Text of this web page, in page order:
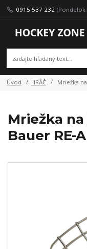
0915 537 232 (Pondelok
Úvod HRÁČ Mriežka
Mriežka
Bauer RE-